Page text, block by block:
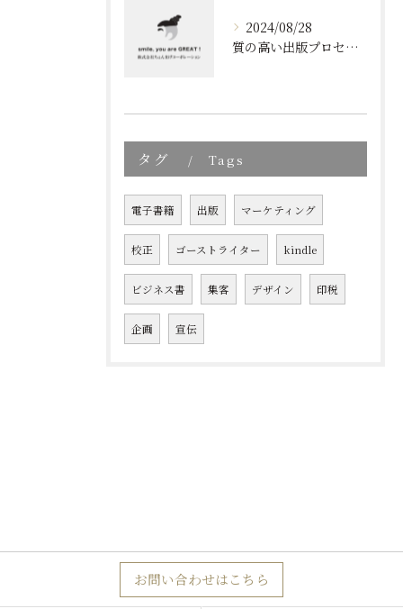
2024/08/28
質の高い出版プロセスの秘密
タグ Tags
電子書籍 出版 マーケティング
校正 ゴーストライター kindle
ビジネス書 集客 デザイン 印税
企画 宣伝
お問い合わせはこちら